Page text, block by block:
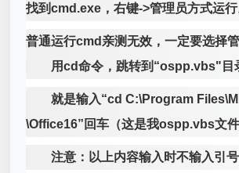
找到cmd.exe，右键->管理员方式运行
普通运行cmd亲测无效，一定要选择
用cd命令，跳转到“ospp.vbs"目
就是输入“cd C:\Program
\Office16”回车（这是我ospp.vbs文件
注意：以上内容输入时不输入引号